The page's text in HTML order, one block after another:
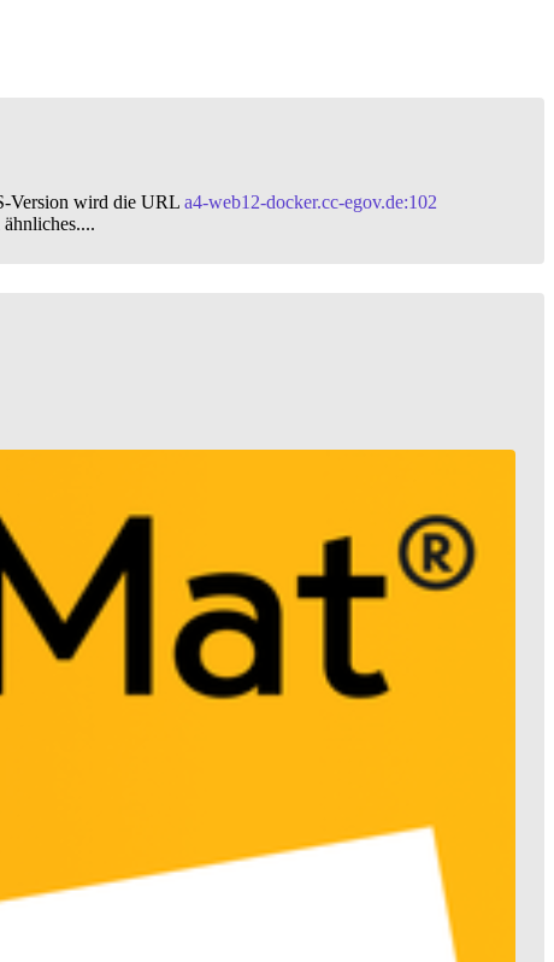
Version wird die URL a4-web12-docker.cc-egov.de:102
ähnliches....